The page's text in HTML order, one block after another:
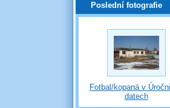
Poslední fotografie
Fotbal/kopaná v
datech